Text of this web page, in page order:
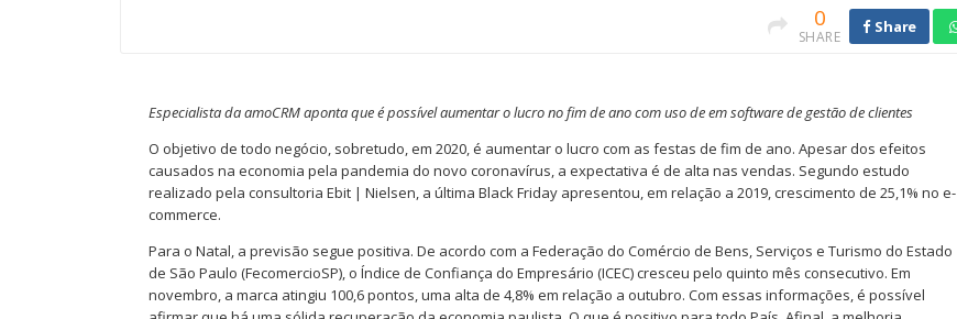
0
SHARE
Share
Especialista da amoCRM aponta que é possível aumentar o lucro no fim de ano com uso de em software de gestão de clientes
O objetivo de todo negócio, sobretudo, em 2020, é aumentar o lucro com as festas de fim de ano. Apesar dos efeitos
causados na economia pela pandemia do novo coronavírus, a expectativa é de alta nas vendas. Segundo estudo
realizado pela consultoria Ebit | Nielsen, a última Black Friday apresentou, em relação a 2019, crescimento de 25,1% no e-
commerce.
Para o Natal, a previsão segue positiva. De acordo com a Federação do Comércio de Bens, Serviços e Turismo do Estado
de São Paulo (FecomercioSP), o Índice de Confiança do Empresário (ICEC) cresceu pelo quinto mês consecutivo. Em
novembro, a marca atingiu 100,6 pontos, uma alta de 4,8% em relação a outubro. Com essas informações, é possível